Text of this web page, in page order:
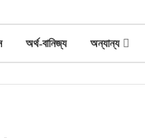
অর্থ-বানিজ্য অন্যান্য